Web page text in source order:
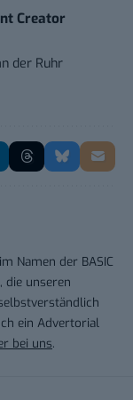
Creator
der Ruhr
Namen der BASIC
die unseren
ein Advertorial
bei uns.